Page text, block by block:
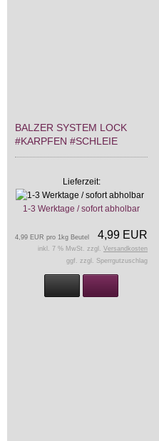
BALZER SYSTEM LOCK
#KARPFEN #SCHLEIE
Lieferzeit:
1-3 Werktage / sofort abholbar
4,99 EUR
4,99 EUR pro 1kg Beutel
inkl. 7 % MwSt. zzgl. Versandkosten
ggf. zzgl. Sperrgutzuschlag